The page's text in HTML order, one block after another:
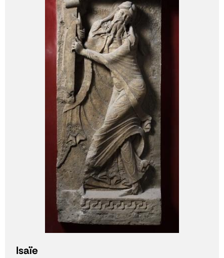
Isaïe